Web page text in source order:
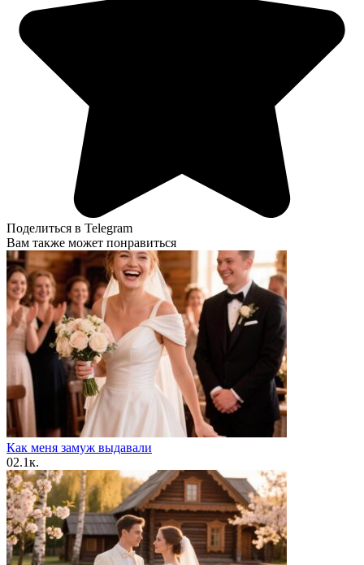
Поделиться в Telegram
Вам также может понравиться
Как меня замуж выдавали
02.1к.